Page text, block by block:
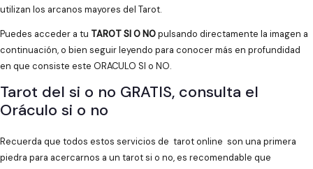
utilizan los arcanos mayores del Tarot.
Puedes acceder a tu TAROT SI O NOpulsando directamente la imagen a
continuación, o bien seguir leyendo para conocer más en profundidad
en que consiste este ORACULO SI o NO.
Tarot del si o no GRATIS, consulta el
Oráculo si o no
Recuerda que todos estos servicios de tarot online son una primera
piedra para acercarnos a un tarot si o no, es recomendable que